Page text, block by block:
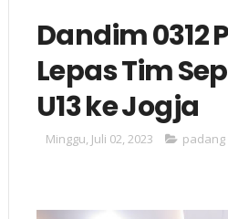
Dandim 0312
Lepas Tim
U13 ke Jogja
Minggu, Juli 02, 2023